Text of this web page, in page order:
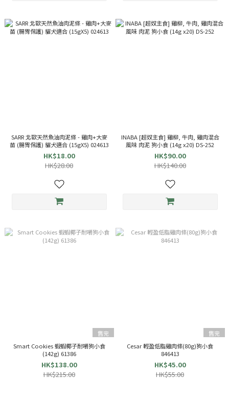
SARR 北歐天然魚油肉泥條 - 雞肉+大麥
苗 (腸胃保護) 貓犬適合 (15gX5) 024613
HK$18.00
HK$28.00
INABA [超奴主食] 雞柳, 牛肉, 雞肉混合
風味 肉泥 狗小食 (14g x20) DS-252
HK$90.00
HK$140.00
售完
Smart Cookies 蝦蝦椰子耐嚼狗小食
(142g) 61386
HK$138.00
HK$215.00
售完
Cesar 輕盈低脂雞肉條(80g)狗小食
846413
HK$45.00
HK$55.00